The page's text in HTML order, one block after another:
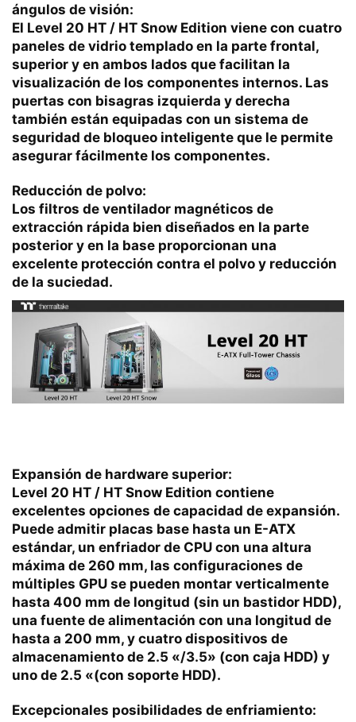
ángulos de visión:
El Level 20 HT / HT Snow Edition viene con cuatro
paneles de vidrio templado en la parte frontal,
superior y en ambos lados que facilitan la
visualización de los componentes internos. Las
puertas con bisagras izquierda y derecha
también están equipadas con un sistema de
seguridad de bloqueo inteligente que le permite
asegurar fácilmente los componentes.
Reducción de polvo:
Los filtros de ventilador magnéticos de
extracción rápida bien diseñados en la parte
posterior y en la base proporcionan una
excelente protección contra el polvo y reducción
de la suciedad.
Expansión de hardware superior:
Level 20 HT / HT Snow Edition contiene
excelentes opciones de capacidad de expansión.
Puede admitir placas base hasta un E-ATX
estándar, un enfriador de CPU con una altura
máxima de 260 mm, las configuraciones de
múltiples GPU se pueden montar verticalmente
hasta 400 mm de longitud (sin un bastidor HDD),
una fuente de alimentación con una longitud de
hasta a 200 mm, y cuatro dispositivos de
almacenamiento de 2.5 «/3.5» (con caja HDD) y
uno de 2.5 «(con soporte HDD).
Excepcionales posibilidades de enfriamiento: